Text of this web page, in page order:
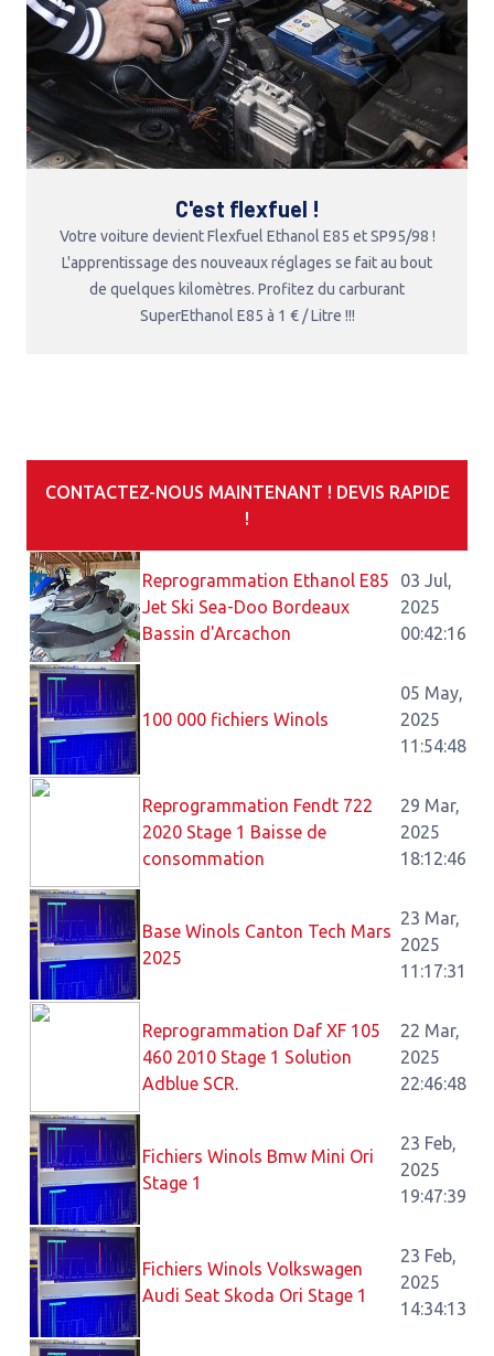
C'est flexfuel !
Votre voiture devient Flexfuel Ethanol E85 et SP95/98 !
L'apprentissage des nouveaux réglages se fait au bout
de quelques kilomètres. Profitez du carburant
SuperEthanol E85 à 1 € / Litre !!!
CONTACTEZ-NOUS MAINTENANT ! DEVIS RAPIDE
!
Reprogrammation Ethanol E85
Jet Ski Sea-Doo Bordeaux
Bassin d'Arcachon
03 Jul,
2025
00:42:16
100 000 fichiers Winols
05 May,
2025
11:54:48
Reprogrammation Fendt 722
2020 Stage 1 Baisse de
consommation
29 Mar,
2025
18:12:46
Base Winols Canton Tech Mars
2025
23 Mar,
2025
11:17:31
Reprogrammation Daf XF 105
460 2010 Stage 1 Solution
Adblue SCR.
22 Mar,
2025
22:46:48
Fichiers Winols Bmw Mini Ori
Stage 1
23 Feb,
2025
19:47:39
Fichiers Winols Volkswagen
Audi Seat Skoda Ori Stage 1
23 Feb,
2025
14:34:13